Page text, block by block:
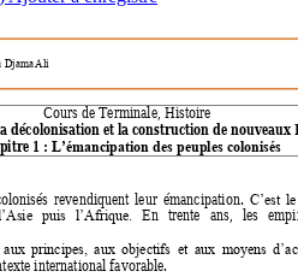
Djama Ali
olonisés revendiquent leur émancipation. C’est
puis l’Afrique. En trente ans, les
aux principes, aux objectifs  et aux moyens
international favorable.
Cours de Terminale, Histoire
décolonisation et la construction de nouveaux
1 : L’émancipation des peuples colonisés